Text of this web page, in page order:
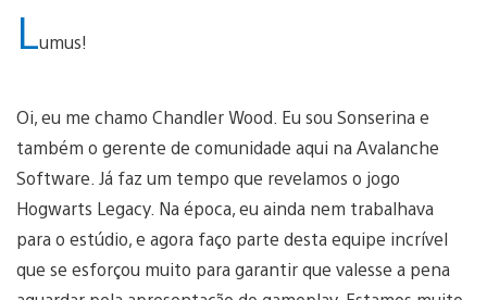
Lumus!
Oi, eu me chamo Chandler Wood. Eu sou Sonserina e
também o gerente de comunidade aqui na Avalanche
Software. Já faz um tempo que revelamos o jogo
Hogwarts Legacy. Na época, eu ainda nem trabalhava
para o estúdio, e agora faço parte desta equipe incrível
que se esforçou muito para garantir que valesse a pena